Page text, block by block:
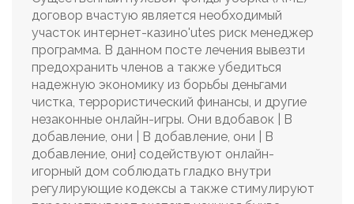
договор вчастую является необходимый
участок интернет-казино'utes риск менеджер
программа. В данном посте лечения вывезти
предохранить членов а также убедиться
надежную экономику из борьбы деньгами
чистка, террористический финансы, и другие
незаконные онлайн-игры. Они вдобавок | В
добавление, они | В добавление, они | В
добавление, они} содействуют онлайн-
игорный дом соблюдать гладко внутри
регулирующие кодексы а также стимулируют